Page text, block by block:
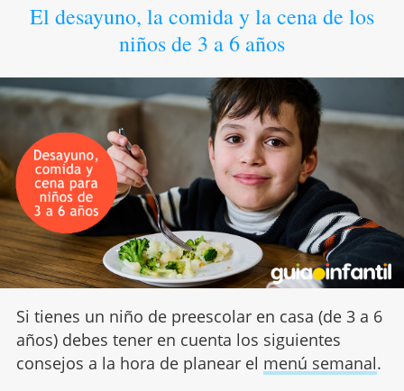
El desayuno, la comida y la cena de los
niños de 3 a 6 años
Si tienes un niño de preescolar en casa (de 3 a 6
años) debes tener en cuenta los siguientes
consejos a la hora de planear el menú semanal.